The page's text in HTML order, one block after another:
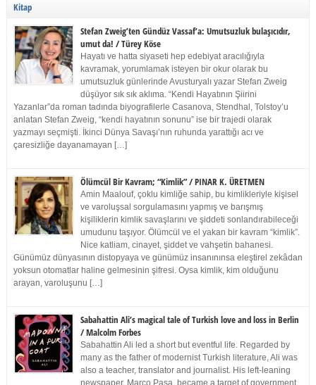
Kitap
Stefan Zweig’ten Gündüz Vassaf’a: Umutsuzluk bulaşıcıdır,
umut da! / Türey Köse
Hayatı ve hatta siyaseti hep edebiyat aracılığıyla
kavramak, yorumlamak isteyen bir okur olarak bu
umutsuzluk günlerinde Avusturyalı yazar Stefan Zweig
düşüyor sık sık aklıma. “Kendi Hayatının Şiirini
Yazanlar”da roman tadında biyografilerle Casanova, Stendhal, Tolstoy’u
anlatan Stefan Zweig, “kendi hayatının sonunu” ise bir trajedi olarak
yazmayı seçmişti. İkinci Dünya Savaşı’nın ruhunda yarattığı acı ve
çaresizliğe dayanamayan […]
Ölümcül Bir Kavram; “Kimlik” / PINAR K. ÜRETMEN
Amin Maalouf, çoklu kimliğe sahip, bu kimlikleriyle kişisel
ve varoluşsal sorgulamasını yapmış ve barışmış
kişiliklerin kimlik savaşlarını ve şiddeti sonlandırabileceği
umudunu taşıyor. Ölümcül ve el yakan bir kavram “kimlik”.
Nice katliam, cinayet, şiddet ve vahşetin bahanesi.
Günümüz dünyasının distopyaya ve günümüz insanınınsa eleştirel zekâdan
yoksun otomatlar haline gelmesinin şifresi. Oysa kimlik, kim olduğunu
arayan, varoluşunu […]
Sabahattin Ali’s magical tale of Turkish love and loss in Berlin
/ Malcolm Forbes
Sabahattin Ali led a short but eventful life. Regarded by
many as the father of modernist Turkish literature, Ali was
also a teacher, translator and journalist. His left-leaning
newspaper, Marco Pasa, became a target of government